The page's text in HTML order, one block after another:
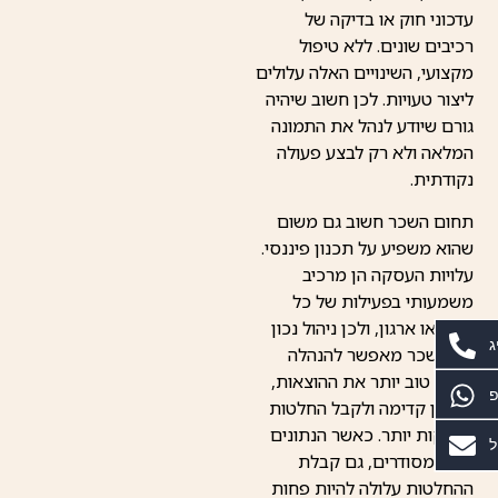
עדכוני חוק או בדיקה של
רכיבים שונים. ללא טיפול
מקצועי, השינויים האלה עלולים
ליצור טעויות. לכן חשוב שיהיה
גורם שיודע לנהל את התמונה
המלאה ולא רק לבצע פעולה
נקודתית.
תחום השכר חשוב גם משום
שהוא משפיע על תכנון פיננסי.
עלויות העסקה הן מרכיב
משמעותי בפעילות של כל
עסק או ארגון, ולכן ניהול נכון
של השכר מאפשר להנהלה
להבין טוב יותר את ההוצאות,
לתכנן קדימה ולקבל החלטות
מדויקות יותר. כאשר הנתונים
אינם מסודרים, גם קבלת
ההחלטות עלולה להיות פחות